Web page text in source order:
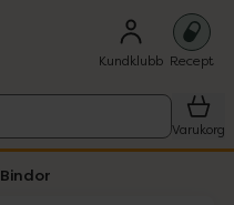
Kundklubb Recept
Varukorg
Bindor